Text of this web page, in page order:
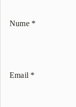
Nume *
Email *